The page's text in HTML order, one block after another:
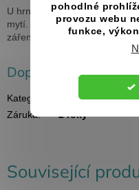
pohodlné
provozu webu
funkce,
Související
U hrnků doporučujeme pro
mytí.
Hrnky taktéž není
záření.
Doplňkové
Kategorie
Hrnky a
Záruka: 2 roky